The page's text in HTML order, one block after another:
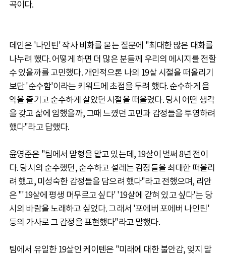
곡이다.
데인은 '나인틴' 작사 비화를 묻는 질문에 "최대한 많은 대화를
나누려 했다. 어떻게 하면 더 많은 분들께 우리의 메시지를 전할
수 있을까를 고민했다. 개인적으론 나의 19살 시절을 떠올리기
보단 '순수함'이라는 키워드에 초점을 두려 했다. 순수하게 음
악을 즐기고 순수하게 살았던 시절을 떠올렸다. 당시 어떤 생각
을 갖고 삶에 임했을까, 그때 느꼈던 고민과 감정들을 투영하려
했다"라고 답했다.
윤영준은 "팀에서 맏형을 맡고 있는데, 19살이 벌써 8년 전이
다. 당시의 순수했던, 순수하고 설레는 감정들을 최대한 떠올리
려 했고, 미성숙한 감정들을 담으려 했다"라고 전했으며, 리안
은 "'19살에 평생 머무르고 싶다' '19살에 갇혀 있고 싶다'는 당
시의 바람을 노래하고 싶었다. 그래서 '포에버 포에버 나인틴'
등의 가사로 그 감정을 표현했다"라고 말했다.
팀에서 유일한 19살인 케이텐은 "미래에 대한 불안감, 잊지 말